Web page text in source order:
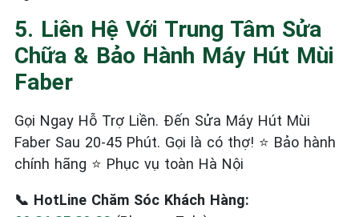
5. Liên Hệ Với Trung Tâm Sửa
Chữa & Bảo Hành Máy Hút Mùi
Faber
Gọi Ngay Hỗ Trợ Liền. Đến Sửa Máy Hút Mùi
Faber Sau 20-45 Phút. Gọi là có thợ! ⭐ Bảo hành
chính hãng ⭐ Phục vụ toàn Hà Nội
📞 HotLine Chăm Sóc Khách Hàng: